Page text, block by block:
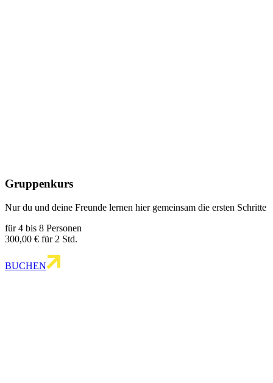
Gruppen­kurs
Nur du und deine Freunde lernen hier gemeinsam die ersten Schritte
für 4 bis 8 Personen
300,00 € für 2 Std.
BUCHEN